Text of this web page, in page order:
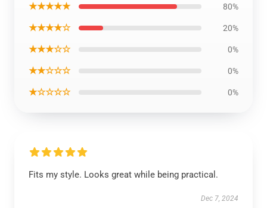
★★★★★ 80%
★★★★☆ 20%
★★★☆☆ 0%
★★☆☆☆ 0%
★☆☆☆☆ 0%
Fits my style. Looks great while being practical.
Dec 7, 2024